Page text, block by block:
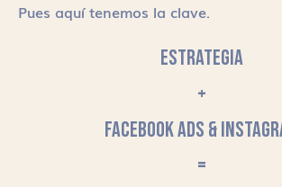
Pues aquí tenemos la clave.
ESTRATEGIA
+
FACEBOOK ADS &
=